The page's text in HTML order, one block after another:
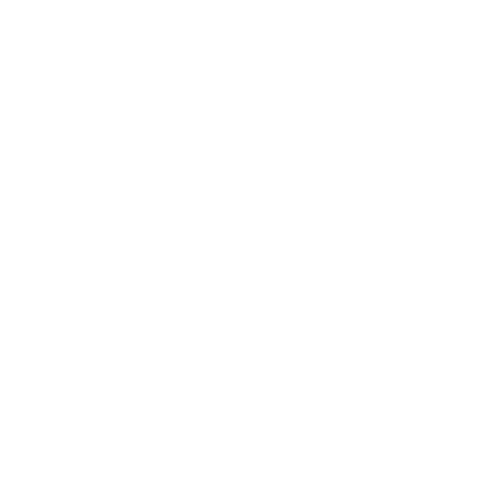
Dependência Química Cascavel
Química Oeste do Paraná
e álcool
Viciados em Drogas